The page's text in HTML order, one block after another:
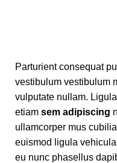
Parturient consequat
vestibulum vestibulum
vulputate nullam.
etiam sem adipiscing
ullamcorper mus
euismod ligula
eu nunc phasellus